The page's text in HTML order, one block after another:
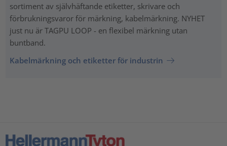
sortiment av självhäftande etiketter, skrivare och
förbrukningsvaror för märkning, kabelmärkning. NYHET
just nu är TAGPU LOOP - en flexibel märkning utan
buntband.
Kabelmärkning och etiketter för industrin